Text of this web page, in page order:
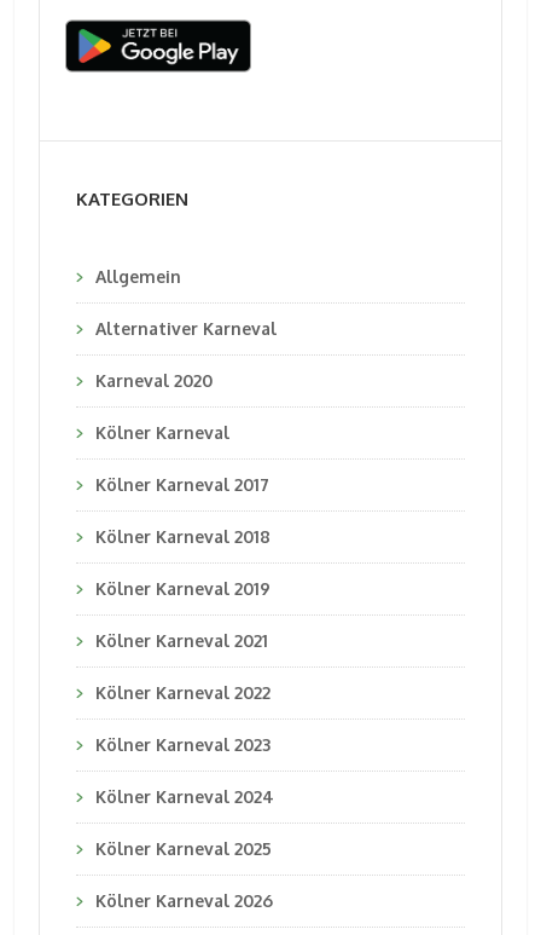
KATEGORIEN
Allgemein
Alternativer Karneval
Karneval 2020
Kölner Karneval
Kölner Karneval 2017
Kölner Karneval 2018
Kölner Karneval 2019
Kölner Karneval 2021
Kölner Karneval 2022
Kölner Karneval 2023
Kölner Karneval 2024
Kölner Karneval 2025
Kölner Karneval 2026